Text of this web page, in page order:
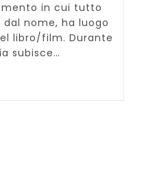
in cui tutto
nome, ha luogo
libro/film. Durante
subisce…